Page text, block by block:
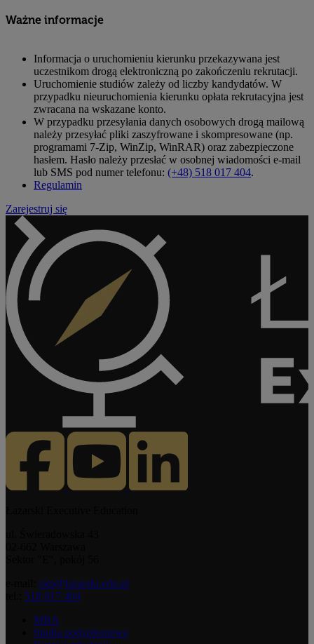
Ważne informacje
Informacja o uruchomieniu kierunku przekazywana jest
uczestnikom drogą elektroniczną po zakończeniu rekrutacji.
Uruchomienie studiów zależy od liczby kandydatów. W
przypadku nieuruchomienia kierunku opłata rekrutacyjna jest
zwracana na wskazane konto.
W przypadku przesyłania danych osobowych drogą mailową
należy przesyłać pliki zaszyfrowane i skompresowane (np.
programami 7-Zip, WinZip, WinRAR) oraz zabezpieczone
hasłem. Hasło należy przesłać w osobnej wiadomości e-mail
lub SMS pod numer telefonu: (+48) 518 017 404.
Regulamin
Zarejestruj się
ckp@lazarski.edu.pl
518 017 404
MBA
Studia podyplomowe